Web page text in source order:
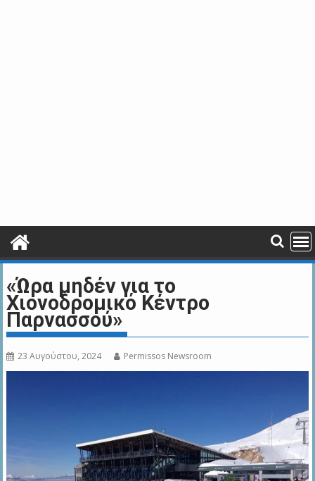
«Ώρα μηδέν για το
Χιονοδρομικό Κέντρο
Παρνασσού»
23 Αυγούστου, 2024 Permissos Newsroom